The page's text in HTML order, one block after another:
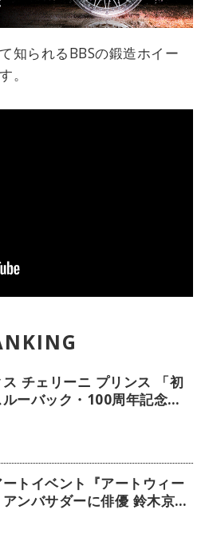
知られるBBSの鍛造ホイー
。
ス チェリーニ プリンス 「初
ーバック・100周年記念モ
トイベント『アートウィー
ンバサダーに俳優 鈴木京香